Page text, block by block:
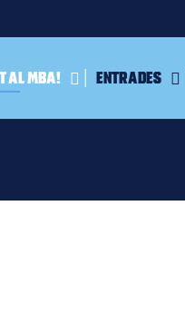
al MBA! Entrades